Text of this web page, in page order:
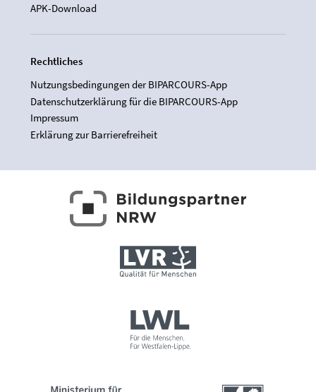
APK-Download
Rechtliches
Nutzungsbedingungen der BIPARCOURS-App
Datenschutzerklärung für die BIPARCOURS-App
Impressum
Erklärung zur Barrierefreiheit